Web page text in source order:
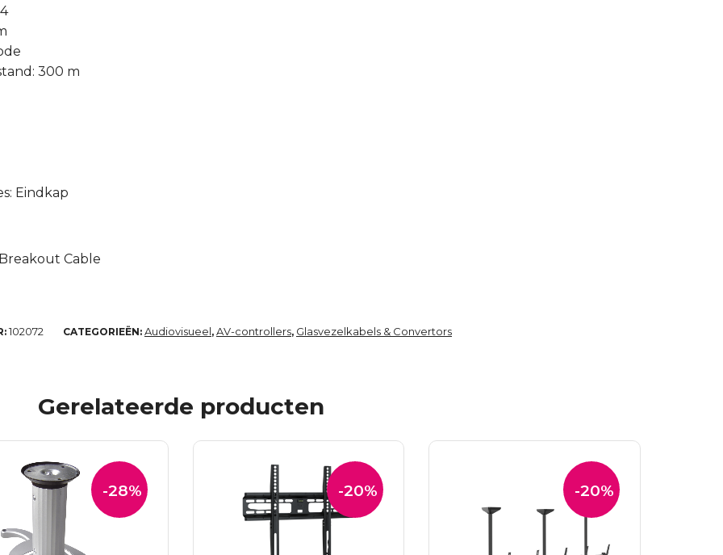
300 m
Eindkap
Cable
102072 CATEGORIEËN: Audiovisueel, AV-controllers, Glasvezelkabels & Convertors
Gerelateerde producten
-28% -20% -20%